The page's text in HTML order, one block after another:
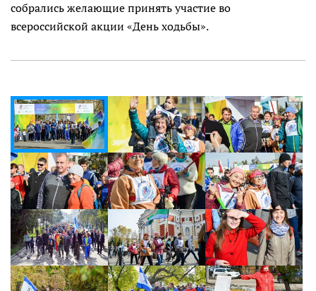
собрались желающие принять участие во
всероссийской акции «День ходьбы».